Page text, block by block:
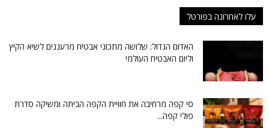
עלו לאחרונה בפורטל
האדום הגדול: שלושה מתכוני אבטיח מרעננים לשיא הקיץ
וליום האבטיח העולמי
סי קפה מרחיבה את חוויית הקפה הביתה ומשיקה סדרת
פולי קפה...